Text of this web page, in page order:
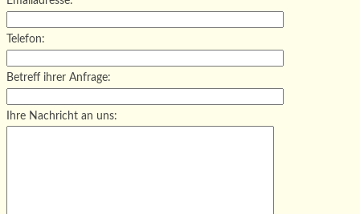
Telefon:
Betreff ihrer Anfrage:
Ihre Nachricht an uns: